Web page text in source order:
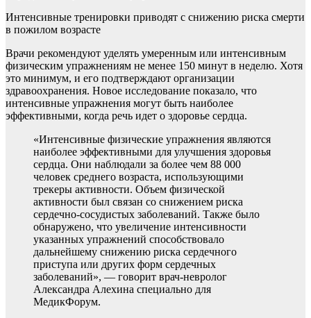
Интенсивные тренировки приводят с снижению риска смерти
в пожилом возрасте
Врачи рекомендуют уделять умеренным или интенсивным
физическим упражнениям не менее 150 минут в неделю. Хотя
это минимум, и его подтверждают организации
здравоохранения. Новое исследование показало, что
интенсивные упражнения могут быть наиболее
эффективными, когда речь идет о здоровье сердца.
«Интенсивные физические упражнения являются
наиболее эффективными для улучшения здоровья
сердца. Они наблюдали за более чем 88 000
человек среднего возраста, использующими
трекеры активности. Объем физической
активности был связан со снижением риска
сердечно-сосудистых заболеваний. Также было
обнаружено, что увеличение интенсивности
указанных упражнений способствовало
дальнейшему снижению риска сердечного
приступа или других форм сердечных
заболеваний», — говорит врач-невролог
Александра Алехина специально для
МедикФорум.